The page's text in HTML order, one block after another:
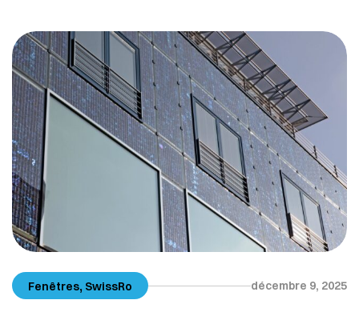
intenses, une porte doit être […]
Fenêtres, SwissRo décembre 9, 2025